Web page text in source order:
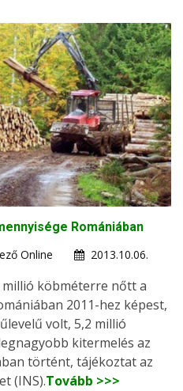
Romániában
Online
2013.10.06.
millió köbméterre nőtt a
2011-hez képest,
volt, 5,2 millió
kitermelés az
történt, tájékoztat az
(INS).Tovább >>>